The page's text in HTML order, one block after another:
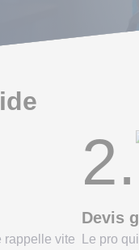
rappelle vite
2.
Devis
Le pro